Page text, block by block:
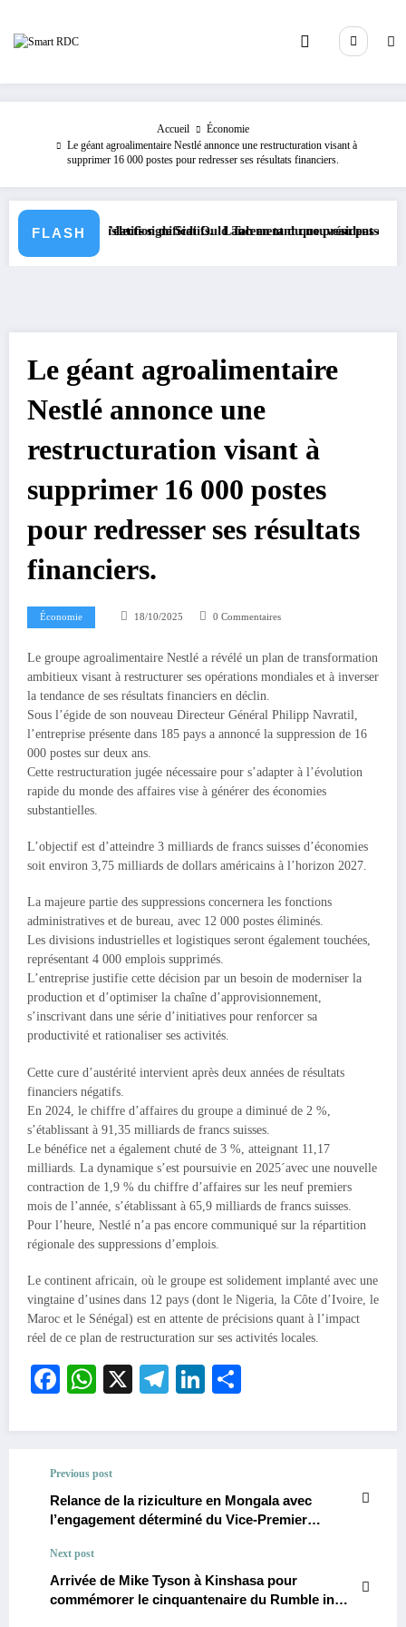
contenu
Accueil
Économie
Le géant agroalimentaire Nestlé annonce une restructuration visant à
supprimer 16 000 postes pour redresser ses résultats financiers.
FLASH
législatifs significatifs.
suite à l’élection de Sidi Ould Tah en tant que président de la Banque
Lancement du nouveau passeport
Le géant agroalimentaire
Nestlé annonce une
restructuration visant à
supprimer 16 000 postes
pour redresser ses résultats
financiers.
Économie 18/10/2025 0 Commentaires
Le groupe agroalimentaire Nestlé a révélé un plan de transformation
ambitieux visant à restructurer ses opérations mondiales et à inverser
la tendance de ses résultats financiers en déclin.
Sous l’égide de son nouveau Directeur Général Philipp Navratil,
l’entreprise présente dans 185 pays a annoncé la suppression de 16
000 postes sur deux ans.
Cette restructuration jugée nécessaire pour s’adapter à l’évolution
rapide du monde des affaires vise à générer des économies
substantielles.
L’objectif est d’atteindre 3 milliards de francs suisses d’économies
soit environ 3,75 milliards de dollars américains à l’horizon 2027.
La majeure partie des suppressions concernera les fonctions
administratives et de bureau, avec 12 000 postes éliminés.
Les divisions industrielles et logistiques seront également touchées,
représentant 4 000 emplois supprimés.
L’entreprise justifie cette décision par un besoin de moderniser la
production et d’optimiser la chaîne d’approvisionnement,
s’inscrivant dans une série d’initiatives pour renforcer sa
productivité et rationaliser ses activités.
Cette cure d’austérité intervient après deux années de résultats
financiers négatifs.
En 2024, le chiffre d’affaires du groupe a diminué de 2 %,
s’établissant à 91,35 milliards de francs suisses.
Le bénéfice net a également chuté de 3 %, atteignant 11,17
milliards. La dynamique s’est poursuivie en 2025´avec une nouvelle
contraction de 1,9 % du chiffre d’affaires sur les neuf premiers
mois de l’année, s’établissant à 65,9 milliards de francs suisses.
Pour l’heure, Nestlé n’a pas encore communiqué sur la répartition
régionale des suppressions d’emplois.
Le continent africain, où le groupe est solidement implanté avec une
vingtaine d’usines dans 12 pays (dont le Nigeria, la Côte d’Ivoire, le
Maroc et le Sénégal) est en attente de précisions quant à l’impact
réel de ce plan de restructuration sur ses activités locales.
Facebook
WhatsApp
X Telegram
LinkedIn
Previous post
Relance de la riziculture en Mongala avec
l’engagement déterminé du Vice-Premier
Next post
Arrivée de Mike Tyson à Kinshasa pour
commémorer le cinquantenaire du Rumble in